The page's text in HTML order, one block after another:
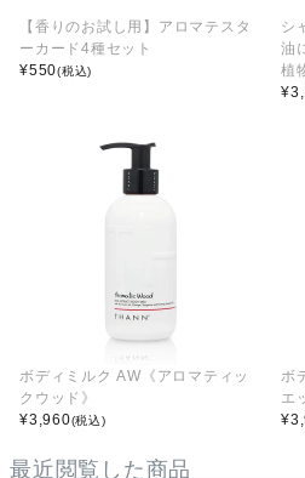
【香りのお試し用】アロマテスタ
ーカード4種セット
¥550(税込)
シ
油
植
¥
ボディミルク AW《アロマティッ
クウッド》
¥3,960(税込)
ボ
エ
¥
最近閲覧した商品